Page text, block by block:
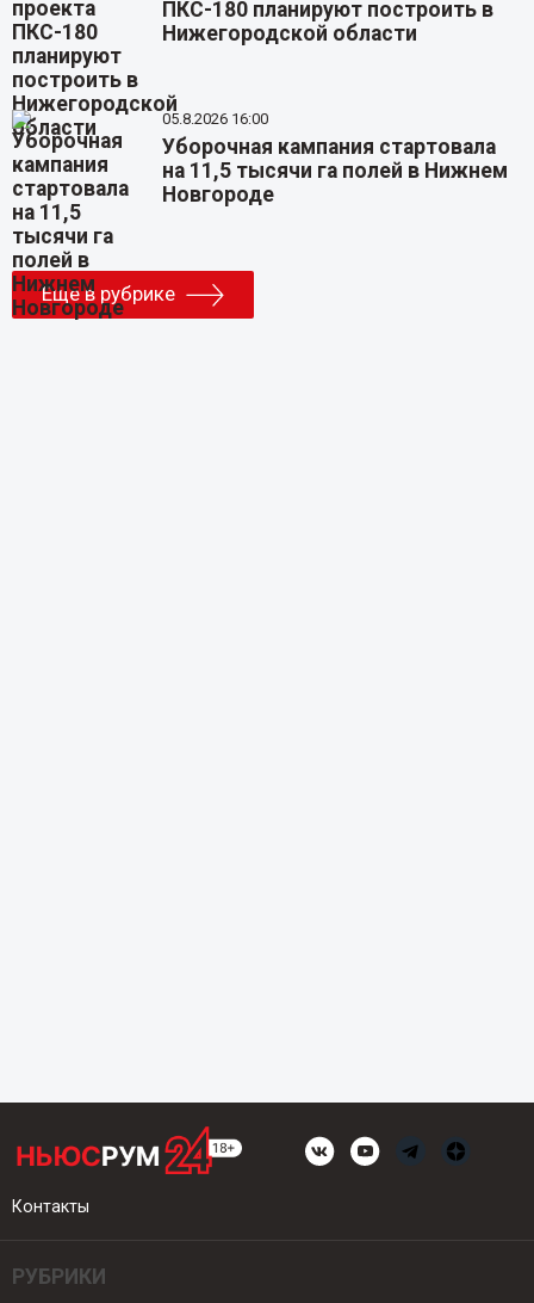
ПКС-180 планируют построить в
Нижегородской области
05.8.2026 16:00
Уборочная кампания стартовала
на 11,5 тысячи га полей в Нижнем
Новгороде
Еще в рубрике
Контакты
РУБРИКИ